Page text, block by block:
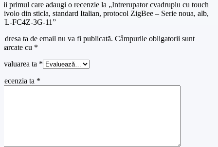
primul care adaugi o recenzie la „Intrerupator cvadruplu cu touch
din sticla, standard Italian, protocol ZigBee – Serie noua, alb,
FC4Z-3G-11”
ta de email nu va fi publicată. Câmpurile obligatorii sunt
cu *
ta *
ta *